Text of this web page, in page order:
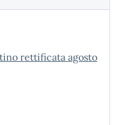
rettificata agosto